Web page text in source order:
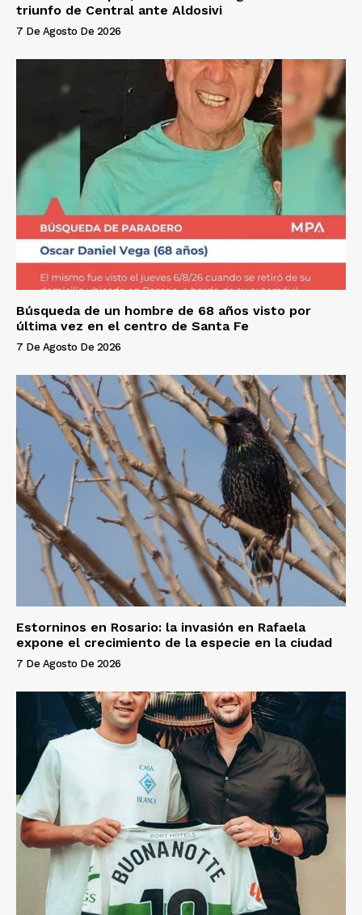
triunfo de Central ante Aldosivi
7 De Agosto De 2026
Búsqueda de un hombre de 68 años visto por
última vez en el centro de Santa Fe
7 De Agosto De 2026
Estorninos en Rosario: la invasión en Rafaela
expone el crecimiento de la especie en la ciudad
7 De Agosto De 2026